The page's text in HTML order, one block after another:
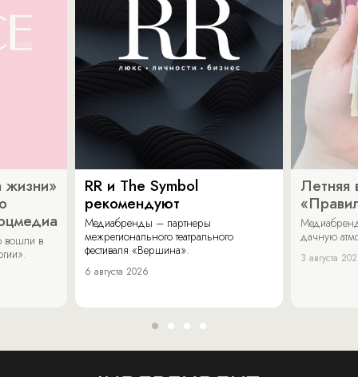
жизни»
вошли в
RR и The Symbol
рекомендуют
Медиабренды – партнеры
межрегионального театрального
фестиваля «Вершина».
6 августа 2026
Летняя
дачную
3 августа